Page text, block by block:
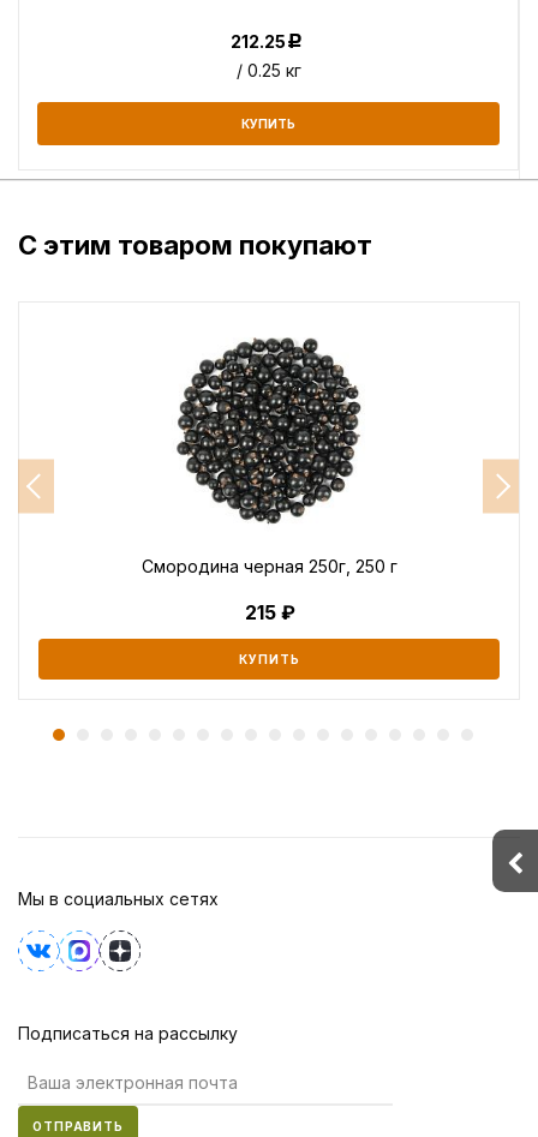
212.25Р
/ 0.25 кг
КУПИТЬ
С этим товаром покупают
Смородина черная 250г, 250 г
215
КУПИТЬ
Мы в социальных сетях
Подписаться на рассылку
ОТПРАВИТЬ